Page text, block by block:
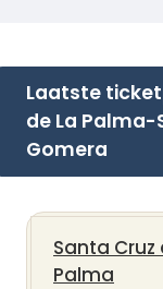
Laatste
de La Palma-
Gomera
Santa Cruz
Palma